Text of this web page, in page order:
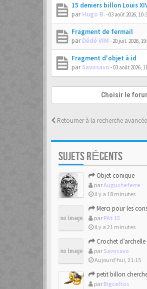
15 deniers billon Louis
parHugo B.-03 août 2026,
Fragment de fermail
parDédé VIM -20 juil. 2026,
Fragment d'objet à id
parSavosavo -03 août 2026,
Choisir le
Retourner à la recherche avancée
SUJETS RÉCENTS
Objet conique
parAugusteferre
il y a 18 minutes
Merci pour les
par PAt 15
il y a 21 minutes
Crochet d’archelle
par Savosavo
Aujourd’hui, 21:15
petit billon
par Bigceltos